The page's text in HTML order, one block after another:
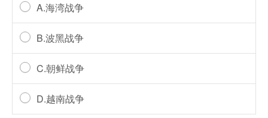
A.海湾战争
B.波黑战争
C.朝鲜战争
D.越南战争